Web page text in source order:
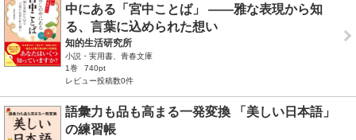
中にある「宮中ことば」 ――雅な表現から知
る、言葉に込められた想い
知的生活研究所
小説・実用書、青春文庫
1巻
740pt
レビュー投稿数0件
語彙力も品も高まる一発変換 「美しい日本語」
の練習帳